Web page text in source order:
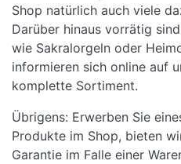
Shop natürlich auch viele
Darüber hinaus vorrätig
wie Sakralorgeln oder
informieren sich online auf
komplette Sortiment.
Übrigens: Erwerben Sie
Produkte im Shop, bieten
Garantie im Falle einer